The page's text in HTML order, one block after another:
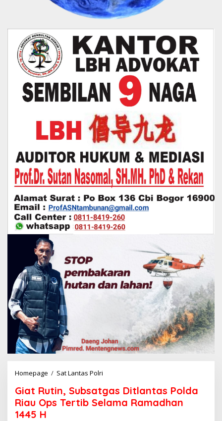
Homepage / Sat Lantas Polri
a
t
R
Giat Rutin, Subsatgas Ditlantas Polda
Riau Ops Tertib Selama Ramadhan
1445 H